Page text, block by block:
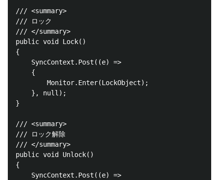
/// <summary>
/// ロック
/// </summary>
public void Lock()
{
    SyncContext.Post((e) =>
    {
        Monitor.Enter(LockObject);
    }, null);
}
/// <summary>
/// ロック解除
/// </summary>
public void Unlock()
{
    SyncContext.Post((e) =>